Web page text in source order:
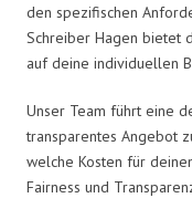
den spezifischen
Schreiber Hagen bietet
auf deine individuellen
Unser Team führt eine
transparentes Angebot
welche Kosten für
Fairness und